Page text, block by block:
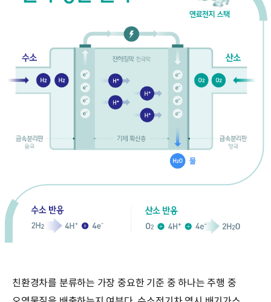
친환경차를 분류하는 가장 중요한 기준 중 하나는 주행 중